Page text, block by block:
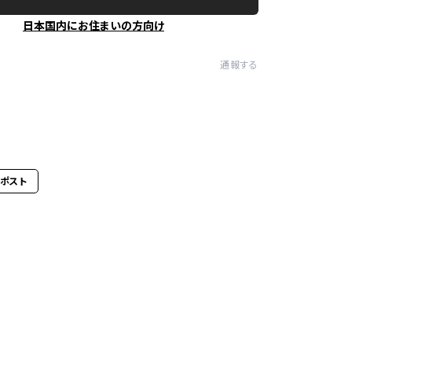
日本国内にお住まいの方向け
通報する
ポスト